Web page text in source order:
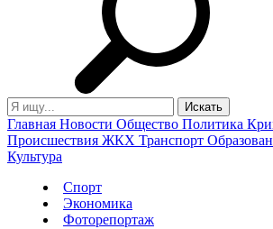
Главная Новости Общество Политика
Происшествия ЖКХ Транспорт
Культура
Спорт
Экономика
Фоторепортаж